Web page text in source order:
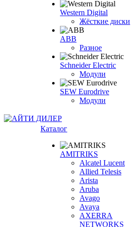
Western Digital
Жёсткие диски
ABB
Разное
Schneider Electric
Модули
SEW Eurodrive
Модули
Каталог
AMITRIKS
Alcatel Lucent
Allied Telesis
Arista
Aruba
Avago
Avaya
AXERRA
NETWORKS